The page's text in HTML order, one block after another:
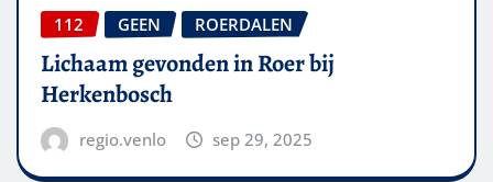
112 GEEN ROERDALEN
Lichaam gevonden in Roer bij
Herkenbosch
regio.venlo sep 29, 2025